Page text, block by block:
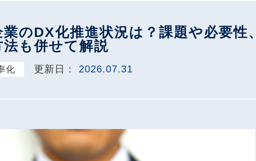
のDX化推進状況は？課題や必要性、
法も併せて解説
化 更新日： 2026.07.31